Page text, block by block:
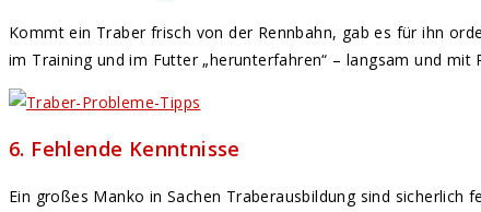
Kommt ein Traber frisch von der Rennbahn, gab es für ihn
im Training und im Futter „herunterfahren“ – langsam und
6. Fehlende Kenntnisse
Ein großes Manko in Sachen Traberausbildung sind sicherlich